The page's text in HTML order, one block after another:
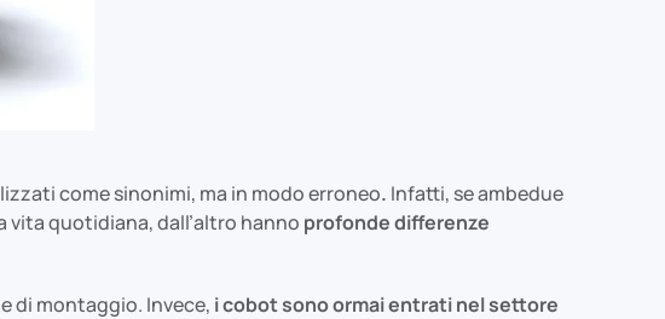
come sinonimi, ma in modo erroneo. Infatti, se ambedue
quotidiana, dall’altro hanno profonde differenze
di montaggio. Invece, i cobot sono ormai entrati nel settore